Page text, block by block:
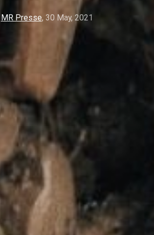
MR Presse, 30 May, 2021